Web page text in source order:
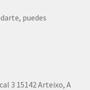
puedes
3 15142 Arteixo, A